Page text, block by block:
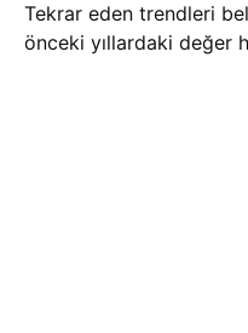
Tekrar eden trendleri
önceki yıllardaki değer